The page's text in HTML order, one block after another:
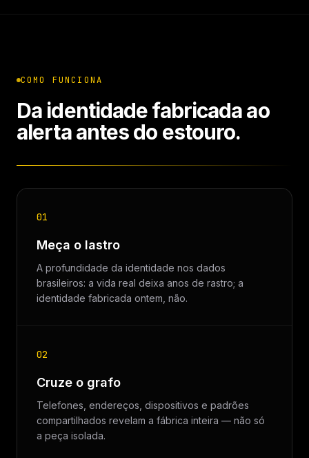
COMO FUNCIONA
Da identidade fabricada ao
alerta antes do estouro.
01
Meça o lastro
A profundidade da identidade nos dados
brasileiros: a vida real deixa anos de rastro; a
identidade fabricada ontem, não.
02
Cruze o grafo
Telefones, endereços, dispositivos e padrões
compartilhados revelam a fábrica inteira — não só
a peça isolada.